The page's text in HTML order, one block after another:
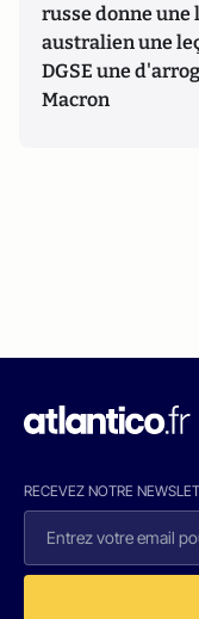
russe donne une
australien une
DGSE une
Macron
RECEVEZ NOTRE